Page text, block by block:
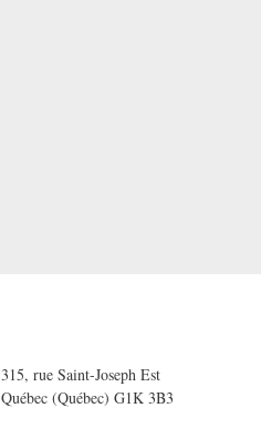
315, rue Saint-Joseph Est
Québec (Québec) G1K 3B3